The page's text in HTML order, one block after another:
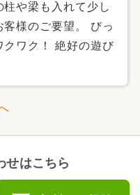
や梁も入れて少し
様のご要望。 びっ
クワク！ 絶好の遊び
せはこちら